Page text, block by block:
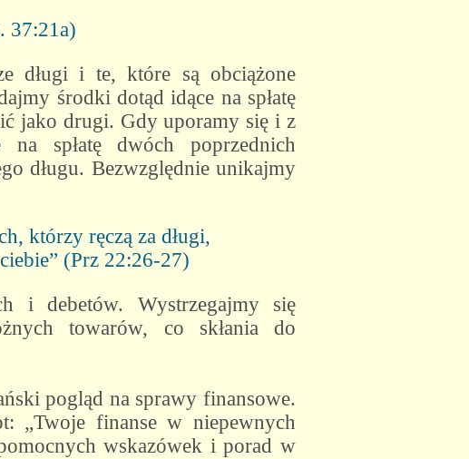
37:21a)
długi i te, które są obciążone
środki dotąd idące na spłatę
jako drugi. Gdy uporamy się i z
na spłatę dwóch poprzednich
długu. Bezwzględnie unikajmy
którzy ręczą za długi,
(Prz 22:26-27)
i debetów. Wystrzegajmy się
towarów, co skłania do
pogląd na sprawy finansowe.
„Twoje finanse w niepewnych
wskazówek i porad w